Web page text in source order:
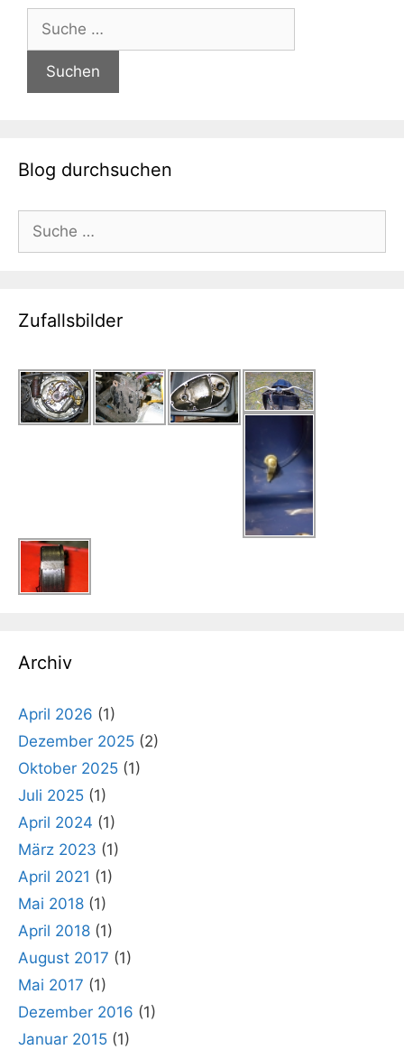
nach:
Blog durchsuchen
nach:
Zufallsbilder
Archiv
April 2026 (1)
Dezember 2025 (2)
Oktober 2025 (1)
Juli 2025 (1)
April 2024 (1)
März 2023 (1)
April 2021 (1)
Mai 2018 (1)
April 2018 (1)
August 2017 (1)
Mai 2017 (1)
Dezember 2016 (1)
Januar 2015 (1)